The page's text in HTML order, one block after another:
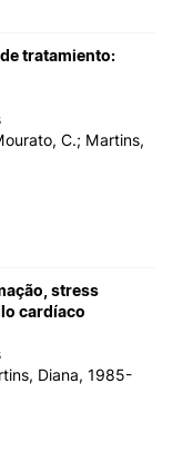
tratamiento:
C.; Martins,
stress
cardíaco
Diana, 1985-